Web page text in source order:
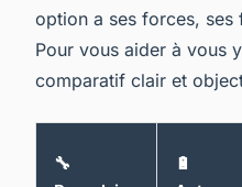
option a ses forces, ses
Pour vous aider à vous
comparatif clair et
🔧
🔋